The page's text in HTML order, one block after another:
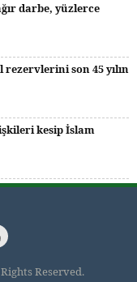
darbe, yüzlerce
son 45 yılın
kesip İslam
Reserved.